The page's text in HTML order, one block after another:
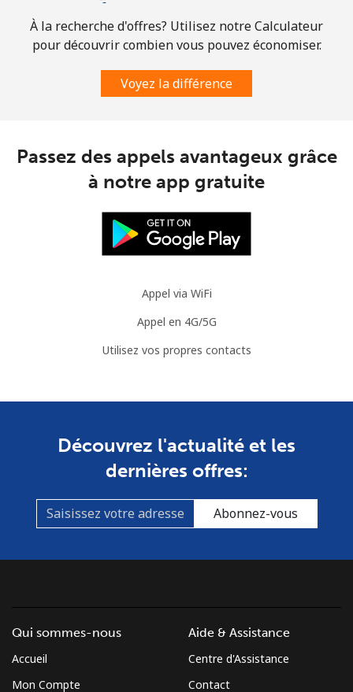
À la recherche d'offres? Utilisez notre Calculateur
pour découvrir combien vous pouvez économiser.
Voyez la différence
Passez des appels avantageux grâce
à notre app gratuite
Appel via WiFi
Appel en 4G/5G
Utilisez vos propres contacts
Découvrez l'actualité et les
dernières offres:
Abonnez-vous
Qui sommes-nous
Accueil
Mon Compte
Aide & Assistance
Centre d'Assistance
Contact